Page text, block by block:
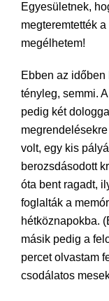
Egyesületnek,
megteremtették
megélhetem!
Ebben az
tényleg, semmi.
pedig két
volt, egy kis
berozsdásodott
óta bent ragadt,
foglalták a
hétköznapokba.
másik pedig a
percet olvastam
csodálatos